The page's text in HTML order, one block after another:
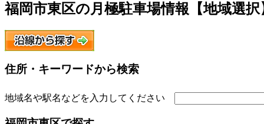
福岡市東区の月極駐車場情報【地域選択
住所・キーワードから検索
地域名や駅名などを入力してください